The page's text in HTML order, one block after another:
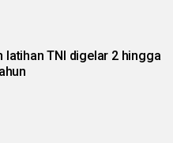
latihan TNI digelar 2 hingga